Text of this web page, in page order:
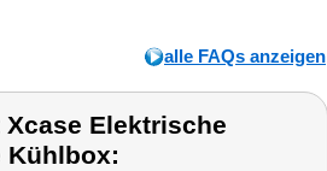
alle FAQs anzeigen
Elektrische
Kühlbox: